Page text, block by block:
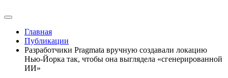
Главная
Публикации
Разработчики Pragmata вручную создавали локацию
Нью-Йорка так, чтобы она выглядела «сгенерированной
ИИ»